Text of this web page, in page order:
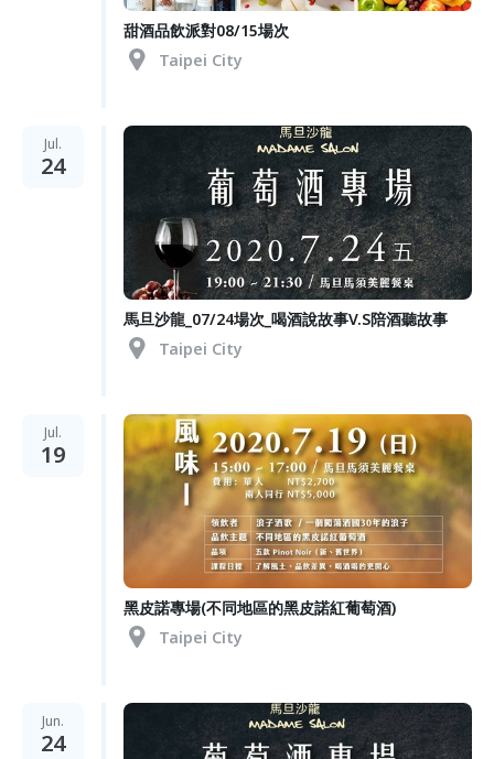
甜酒品飲派對08/15場次
Taipei City
Jul.
24
馬旦沙龍_07/24場次_喝酒說故事V.S陪酒聽故事
Taipei City
Jul.
19
黑皮諾專場(不同地區的黑皮諾紅葡萄酒)
Taipei City
Jun.
24